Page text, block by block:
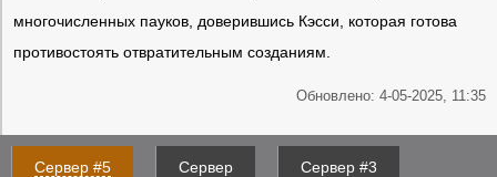
многочисленных пауков, доверившись Кэсси, которая готова
противостоять отвратительным созданиям.
Обновлено: 4-05-2025, 11:35
Сервер #5 Сервер Сервер #3